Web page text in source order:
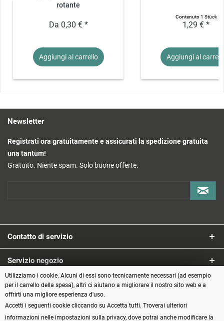
rotante
Da 0,30 € *
Aggiungi al carrello
Contenuto1 Stück
1,29 € *
Aggiungi al
Newsletter
Registrati ora gratuitamente e assicurati la spedizione gratuita
una tantum!
Gratuito. Niente spam. Solo buone offerte.
Contatto di servizio
Servizio negozio
Informazioni
Metodi di pagamento
Utilizziamo i cookie. Alcuni di essi sono tecnicamente necessari (ad esempio
per il carrello della spesa), altri ci aiutano a migliorare il nostro sito web e a
offrirti una migliore esperienza d'uso.
Accetti i seguenti cookie cliccando su Accetta tutti. Troverai ulteriori
informazioni nelle impostazioni sulla privacy, dove potrai anche modificare la